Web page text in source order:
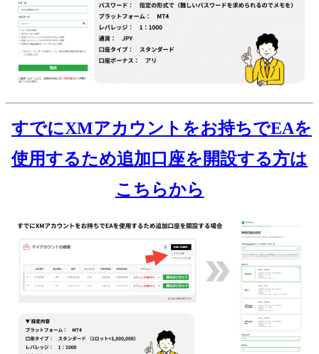
すでにXMアカウントをお持ちでEAを
使用するため追加口座を開設する方は
こちらから